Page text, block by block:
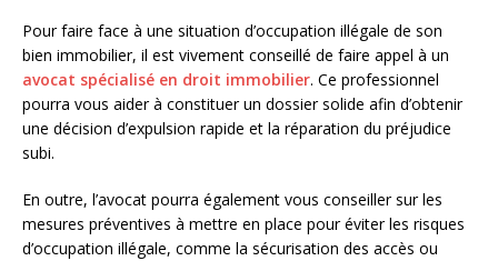
Pour faire face à une situation d’occupation illégale de son
bien immobilier, il est vivement conseillé de faire appel à un
avocat spécialisé en droit immobilier. Ce professionnel
pourra vous aider à constituer un dossier solide afin d’obtenir
une décision d’expulsion rapide et la réparation du préjudice
subi.
En outre, l’avocat pourra également vous conseiller sur les
mesures préventives à mettre en place pour éviter les risques
d’occupation illégale, comme la sécurisation des accès ou